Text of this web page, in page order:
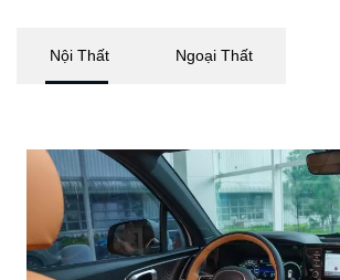
Nội Thất Ngoại Thất